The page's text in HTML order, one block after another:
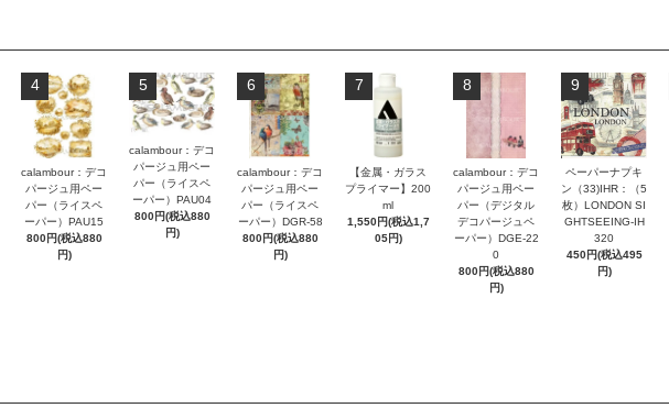
4
calambour：デコ
パージュ用ペー
パー（ライスペ
ーパー）PAU15
800円(税込880
円)
5
calambour：デコ
パージュ用ペー
パー（ライスペ
ーパー）PAU04
800円(税込880
円)
6
calambour：デコ
パージュ用ペー
パー（ライスペ
ーパー）DGR-58
800円(税込880
円)
7
【金属・ガラス
プライマー】200
ml
1,550円(税込1,7
05円)
8
calambour：デコ
パージュ用ペー
パー（デジタル
デコパージュペ
ーパー）DGE-22
0
800円(税込880
円)
9
ペーパーナプキ
ン（33)IHR：（5
枚）LONDON SI
GHTSEEING-IH
320
450円(税込495
円)